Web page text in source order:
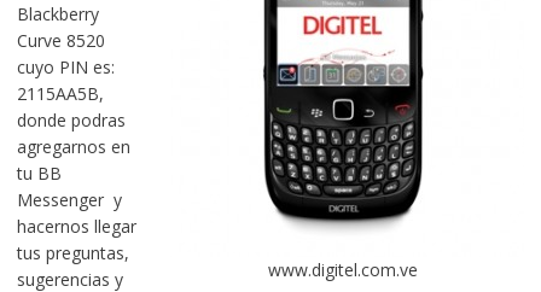
www.digitel.com.ve
Blackberry
Curve 8520
cuyo PIN es:
2115AA5B,
donde podras
agregarnos en
tu BB
Messenger y
hacernos llegar
tus preguntas,
sugerencias y